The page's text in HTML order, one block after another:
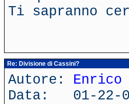
Ti sapranno
Re: Divisione di Cassini?
Autore: Enrico
Data: 01-22-